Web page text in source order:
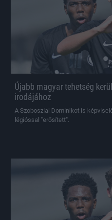
Újabb magyar tehetség
irodájához
A Szoboszlai Dominikot is
légióssal "erősített".